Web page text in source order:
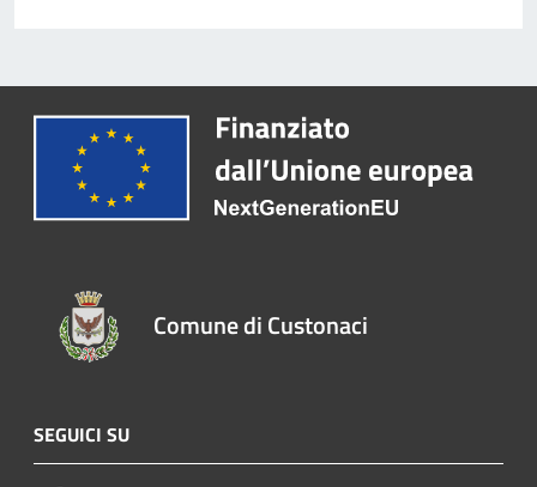
Comune di Custonaci
SEGUICI SU